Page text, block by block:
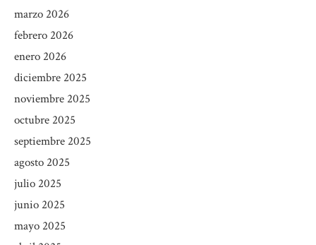
marzo 2026
febrero 2026
enero 2026
diciembre 2025
noviembre 2025
octubre 2025
septiembre 2025
agosto 2025
julio 2025
junio 2025
mayo 2025